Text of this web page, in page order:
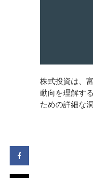
株式投資は、
動向を理解す
ための詳細な